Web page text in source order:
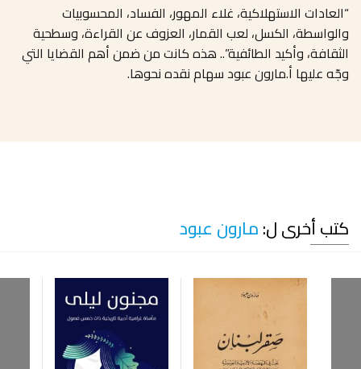
“العادات الاستهلاكية، غلاء المهور، الفساد، المحسوبيات
والواسطة، الكسل، لعب القمار، العزوف عن القراءة، وسطحية
الثقافة، وأكيد الطائفية”.. هذه كانت من ضمن أهم القضايا التي
وجّه عليها أ.مارون عبود سهام نقده نحوها.
كتب أخرى ل:مارون عبود